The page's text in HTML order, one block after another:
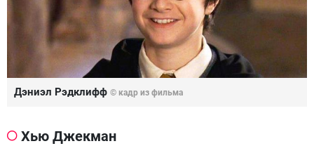
Дэниэл Рэдклифф © кадр из фильма
Хью Джекман